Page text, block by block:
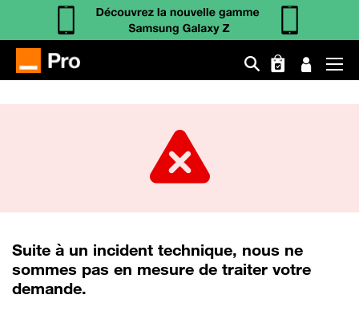
au
Suite à un incident technique, nous ne
sommes pas en mesure de traiter votre
demande.